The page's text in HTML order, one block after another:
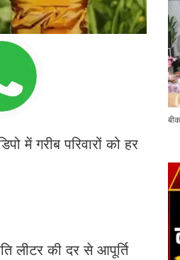
में गरीब परिवारों को हर
लीटर की दर से आपूर्ति